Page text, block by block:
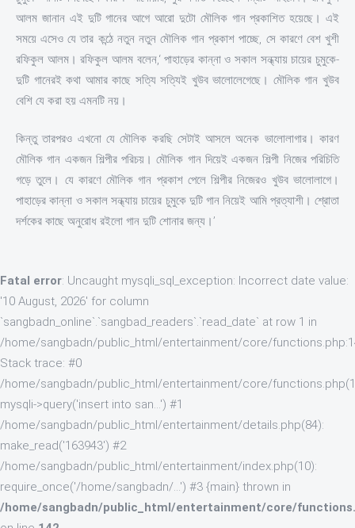
আলম জানান এই দুটি গানের আগে আরো দুটো মৌলিক গান প্রকাশিত হয়েছে। এই
সময়ে এসেও যে তার কন্ঠে নতুন নতুন মৌলিক গান প্রকাশ পাচ্ছে, সে কারণে বেশ খুশী
রফিকুল আলম। রফিকুল আলম বলেন,‘ পাহাড়ের কান্না ও সকাল সন্ধ্যায় চায়ের চুমুকে-
দুটি গানেরই কথা আমার কাছে সত্যি সত্যিই খুউব ভালোলেগেছে। মৌলিক গান খুউব
বেশি যে করা হয় এমনটি নয়।
কিন্তু তারপরও এখনো যে মৌলিক করছি সেটাই আসলে অনেক ভালোলাগার। কারণ
মৌলিক গান একজন শিল্পীর পরিচয়। মৌলিক গান দিয়েই একজন শিল্পী নিজের পরিচিতি
গড়ে তুলে। যে কারণে মৌলিক গান প্রকাশ পেলে শিল্পীর নিজেরও খুউব ভালোলাগে।
পাহাড়ের কান্না ও সকাল সন্ধ্যায় চায়ের চুমুকে দুটি গান নিয়েই আমি প্রত্যাশী। শ্রোতা
দর্শকের কাছে অনুরোধ রইলো গান দুটি শোনার জন্য।’
Fatal error: Uncaught mysqli_sql_exception: Incorrect date value:
'10 August, 2026' for column
`sangbadn_online`.`sangbad_readers`.`read_date` at row 1 in
/home/sangbadn/public_html/entertainment/core/
Stack trace: #0
/home/sangbadn/public_html/entertainment/core/
mysqli->query('insert into san...') #1
/home/sangbadn/public_html/entertainment/details.php(84):
make_read('163943') #2
/home/sangbadn/public_html/entertainment/index.php(10):
require_once('/home/sangbadn/...') #3 {main} thrown in
/home/sangbadn/public_html/entertainment/core/